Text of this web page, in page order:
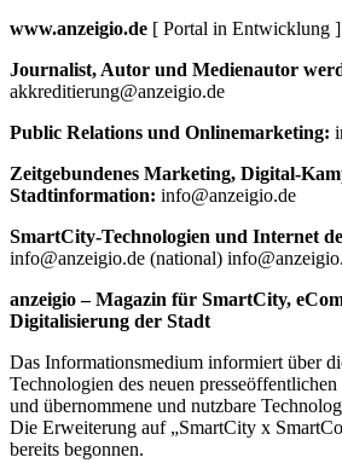
www.anzeigio.de [ Portal in Entwicklung ]
Journalist, Autor und Medienautor
akkreditierung@anzeigio.de
Public Relations und Onlinemarketing:
Zeitgebundenes Marketing, Digital-
Stadtinformation: info@anzeigio.de
SmartCity-Technologien und Internet
info@anzeigio.de (national)
anzeigio – Magazin für SmartCity,
Digitalisierung der Stadt
Das Informationsmedium informiert über
Technologien des neuen
und übernommene und nutzbare
Die Erweiterung auf „SmartCity x
bereits begonnen.